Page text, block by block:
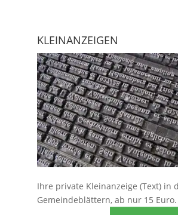
KLEINANZEIGEN
Ihre private Kleinanzeige (Text) in
Gemeindeblättern, ab nur 15 Euro.